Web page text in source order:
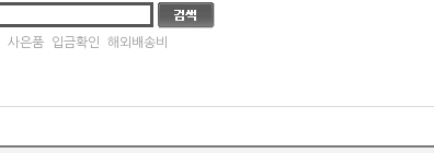
사은품 입금확인 해외배송비